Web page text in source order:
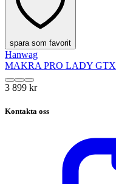
spara som favorit
Hanwag
MAKRA PRO LADY GTX
3 899 kr
Kontakta oss